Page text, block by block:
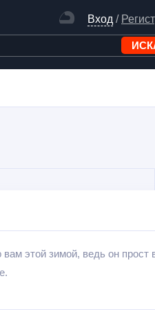
Вход /
этой зимой, ведь он прост